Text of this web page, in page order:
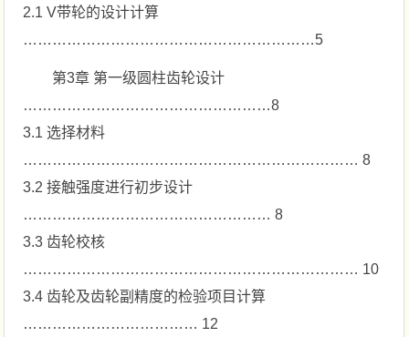
2.1 V带轮的设计计算
……………………………………………………5
第3章 第一级圆柱齿轮设计
……………………………………………8
3.1 选择材料
…………………………………………………………… 8
3.2 接触强度进行初步设计
…………………………………………… 8
3.3 齿轮校核
…………………………………………………………… 10
3.4 齿轮及齿轮副精度的检验项目计算
……………………………… 12